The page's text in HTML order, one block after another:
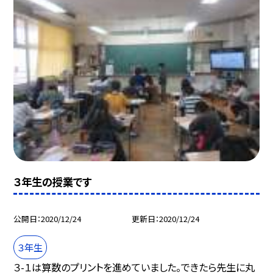
３年生の授業です
公開日 2020/12/24 更新日 2020/12/24
３年生
３-１は算数のプリントを進めていました。できたら先生に丸